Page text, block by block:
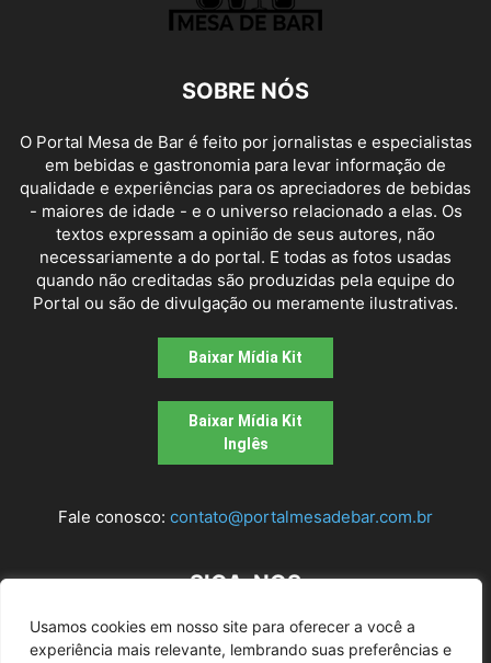
Usamos cookies em nosso site para oferecer a você a
experiência mais relevante, lembrando suas preferências e
SOBRE NÓS
O Portal Mesa de Bar é feito por jornalistas e especialistas
em bebidas e gastronomia para levar informação de
qualidade e experiências para os apreciadores de bebidas
- maiores de idade - e o universo relacionado a elas. Os
textos expressam a opinião de seus autores, não
necessariamente a do portal. E todas as fotos usadas
quando não creditadas são produzidas pela equipe do
Portal ou são de divulgação ou meramente ilustrativas.
Baixar Mídia Kit
Baixar Mídia Kit
Inglês
Fale conosco: contato@portalmesadebar.com.br
SIGA-NOS